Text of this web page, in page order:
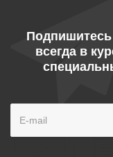
всегда в